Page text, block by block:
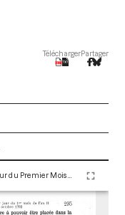
TéléchargerPartager